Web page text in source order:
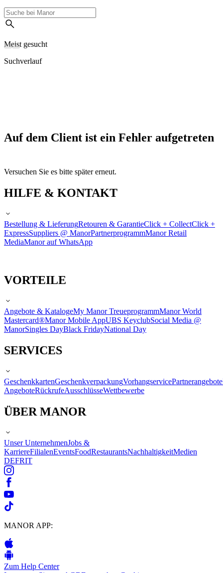
Meist gesucht
Suchverlauf
Auf dem Client ist ein Fehler aufgetreten
Versuchen Sie es bitte später erneut.
HILFE & KONTAKT
Bestellung & LieferungRetouren & GarantieClick + CollectClick +
ExpressSuppliers @ ManorPartnerprogrammManor Retail
MediaManor auf WhatsApp
VORTEILE
Angebote & KatalogeMy Manor TreueprogrammManor World
Mastercard®Manor Mobile AppUBS KeyclubSocial Media @
ManorSingles DayBlack FridayNational Day
SERVICES
GeschenkkartenGeschenkverpackungVorhangservicePartnerangebote
AngeboteRückrufeAusschlüsseWettbewerbe
ÜBER MANOR
Unser UnternehmenJobs &
KarriereFilialenEventsFoodRestaurantsNachhaltigkeitMedien
DEFRIT
MANOR APP:
Zum Help Center